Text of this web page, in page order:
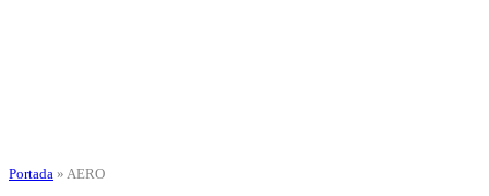
Portada » AERO